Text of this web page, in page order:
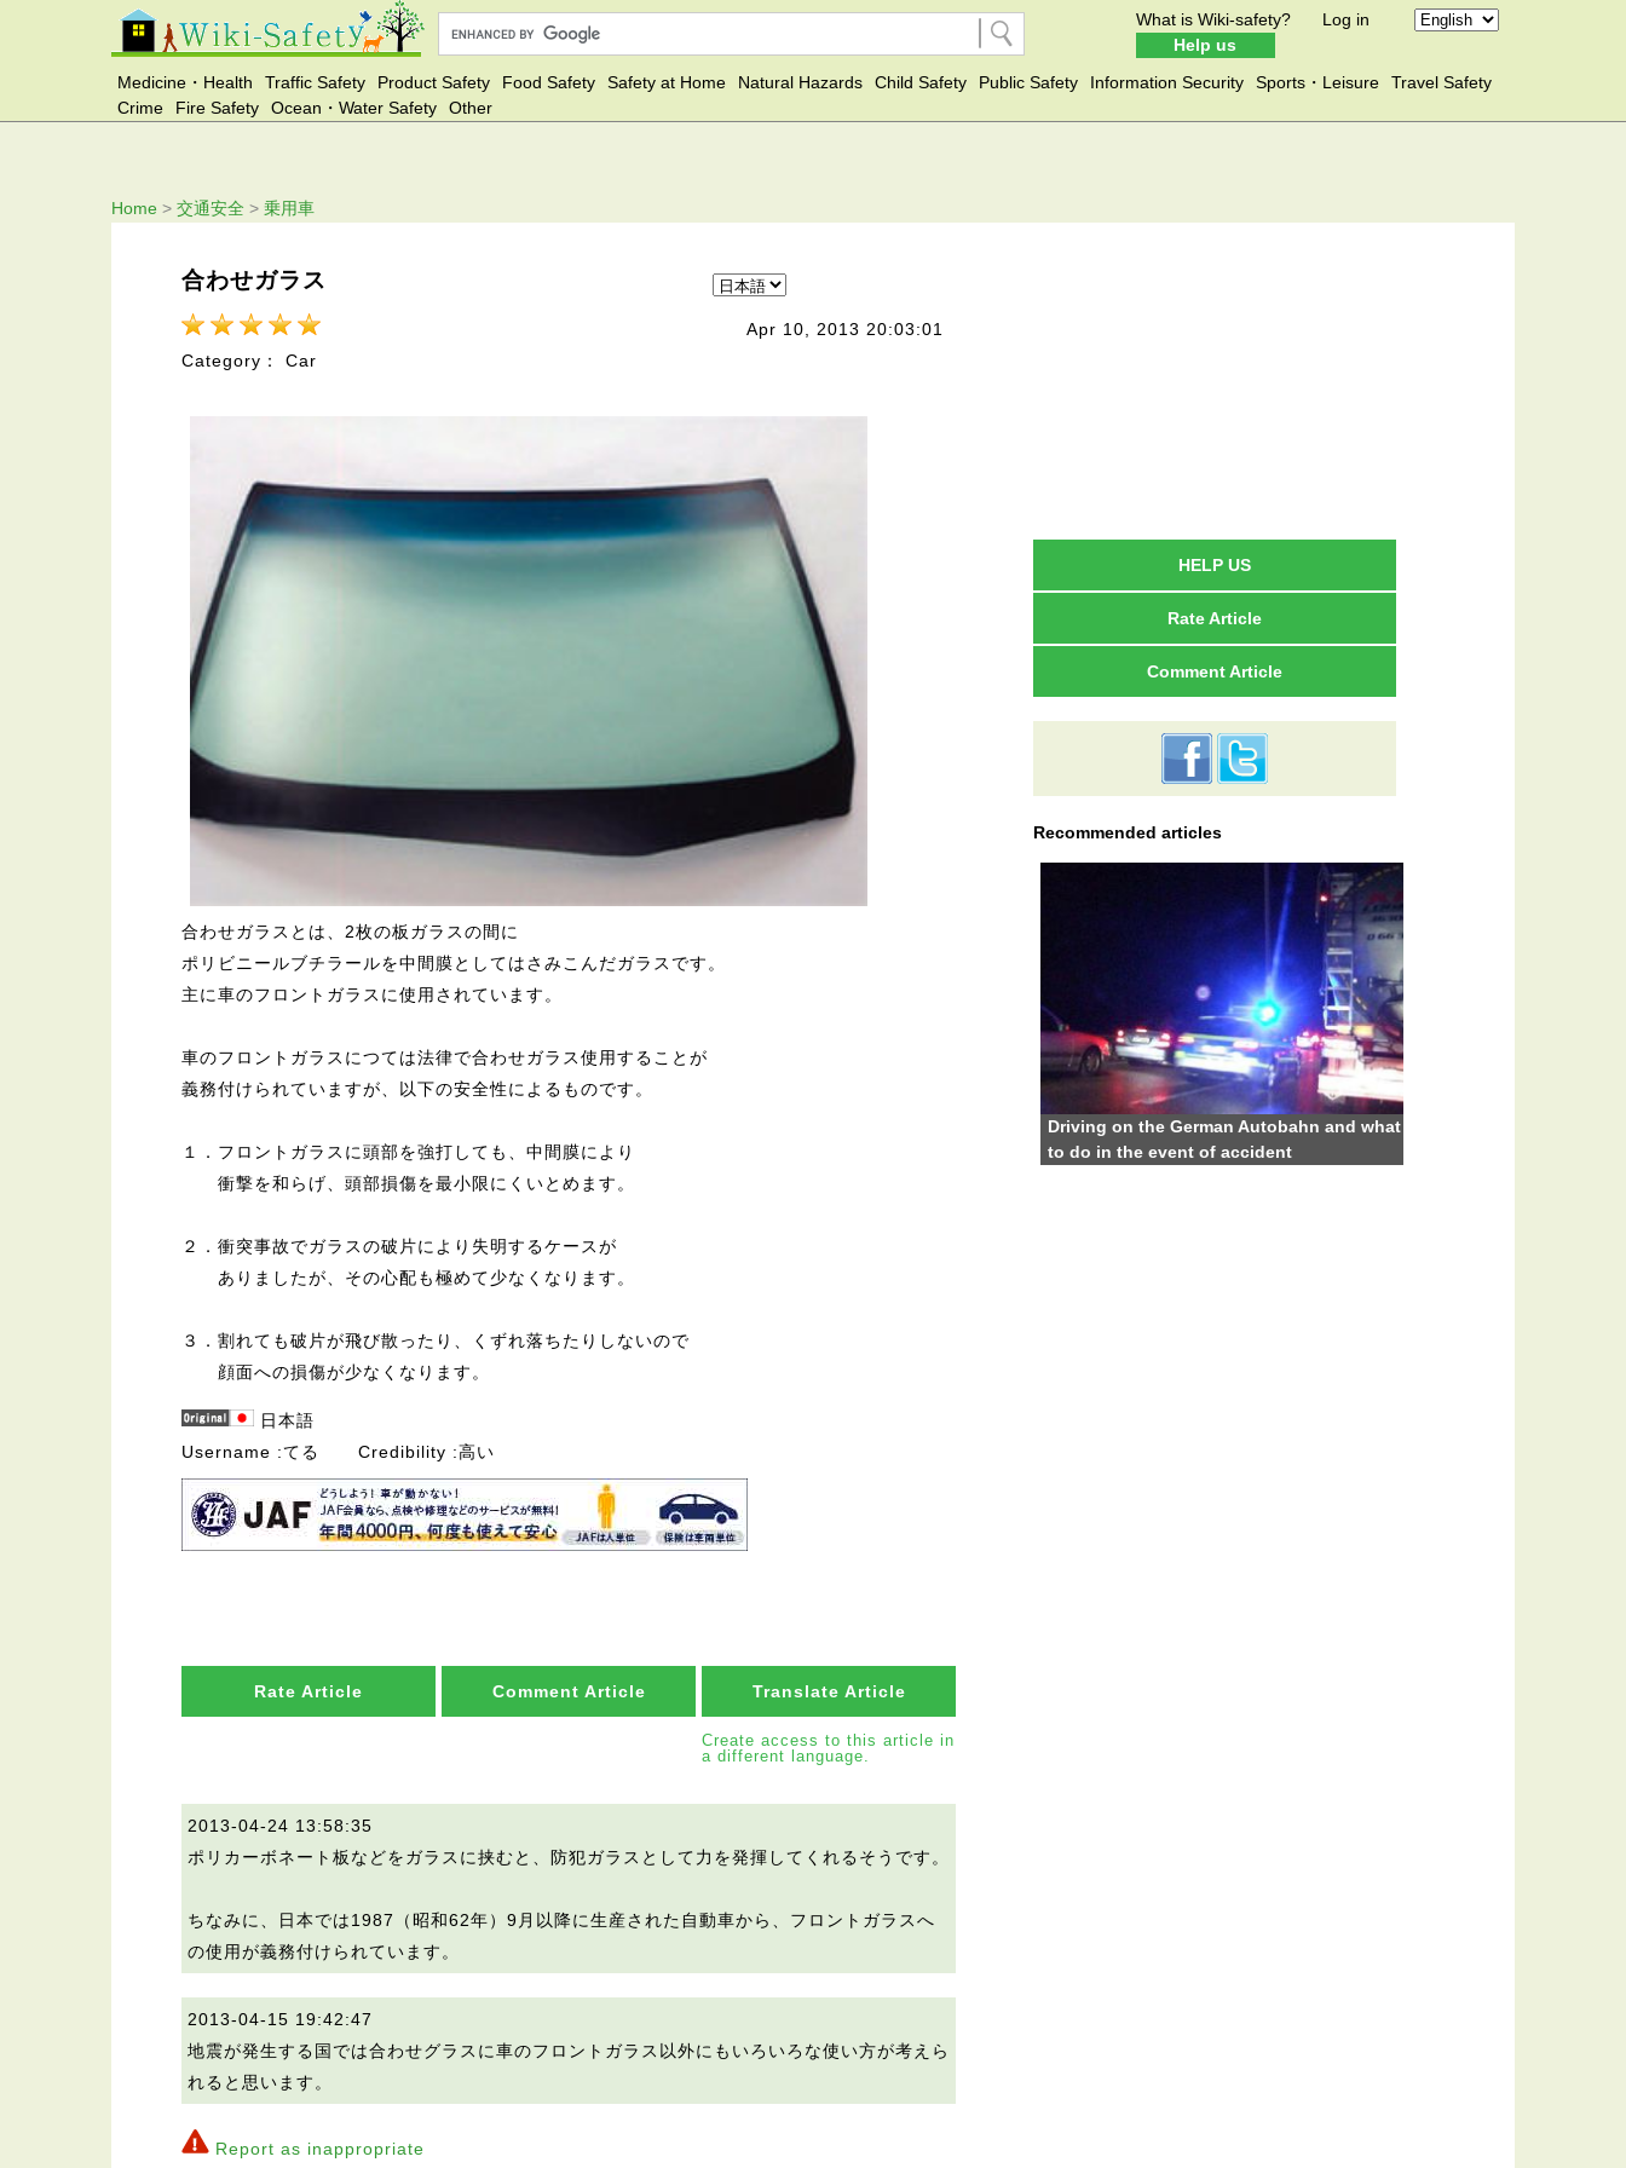
What is Wiki-safety?
Help us
Log in
Medicine・Health Traffic Safety Product Safety Food Safety Safety at Home Natural Hazards Child Safety Public Safety Information Security Sports・Leisure
Travel Safety
Crime
Fire Safety Ocean・Water Safety Other
Home > 交通安全 > 乗用車
合わせガラス
Apr 10, 2013 20:03:01
Category： Car
合わせガラスとは、2枚の板ガラスの間に
ポリビニールブチラールを中間膜としてはさみこんだガラスです。
主に車のフロントガラスに使用されています。
車のフロントガラスにつては法律で合わせガラス使用することが
義務付けられていますが、以下の安全性によるものです。
１．フロントガラスに頭部を強打しても、中間膜により
衝撃を和らげ、頭部損傷を最小限にくいとめます。
２．衝突事故でガラスの破片により失明するケースが
ありましたが、その心配も極めて少なくなります。
３．割れても破片が飛び散ったり、くずれ落ちたりしないので
顔面への損傷が少なくなります。
日本語
Username
てる Credibility 高い
Rate Article Comment Article Translate Article
Create access to this article in
a different language.
2013-04-24 13:58:35
ポリカーボネート板などをガラスに挟むと、防犯ガラスとして力を発揮してくれるそうです。
ちなみに、日本では1987（昭和62年）9月以降に生産された自動車から、フロントガラスへ
の使用が義務付けられています。
2013-04-15 19:42:47
地震が発生する国では合わせグラスに車のフロントガラス以外にもいろいろな使い方が考えら
れると思います。
Report as inappropriate
HELP US
Rate Article
Comment Article
Recommended articles
Driving on the German Autobahn and what
to do in the event of accident